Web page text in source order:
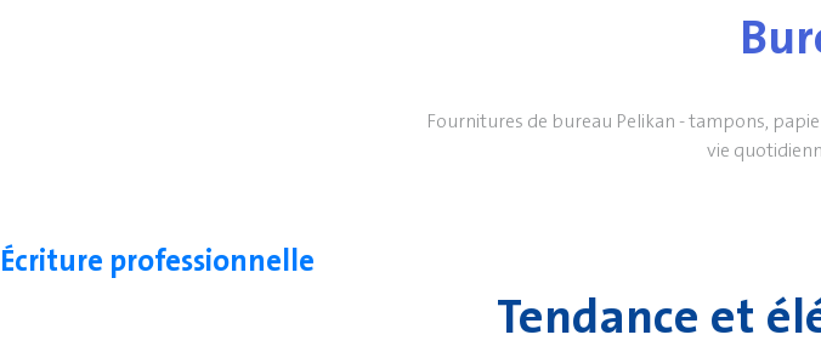
Fournitures de bureau Pelikan - tampons,
vie
Écriture professionnelle
Tendance et